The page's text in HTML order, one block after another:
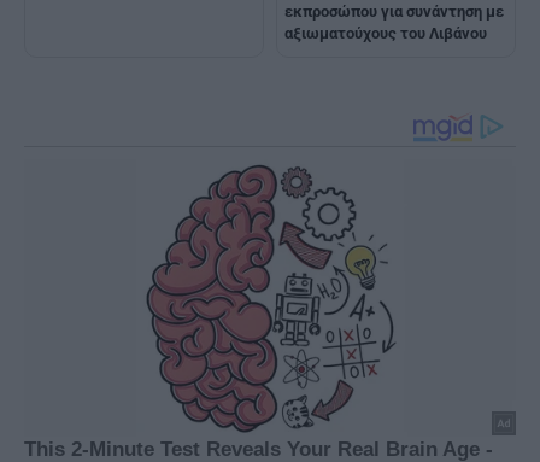
εκπροσώπου για συνάντηση με
αξιωματούχους του Λιβάνου